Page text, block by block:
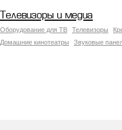
Телевизоры и медиа
Оборудование для ТВ Телевизоры
Домашние кинотеатры
Звуковые